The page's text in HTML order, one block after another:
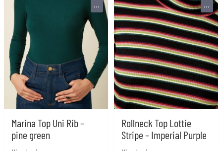
Marina Top Uni Rib –
pine green
...
Rollneck Top Lottie
Stripe – Imperial Purple
...